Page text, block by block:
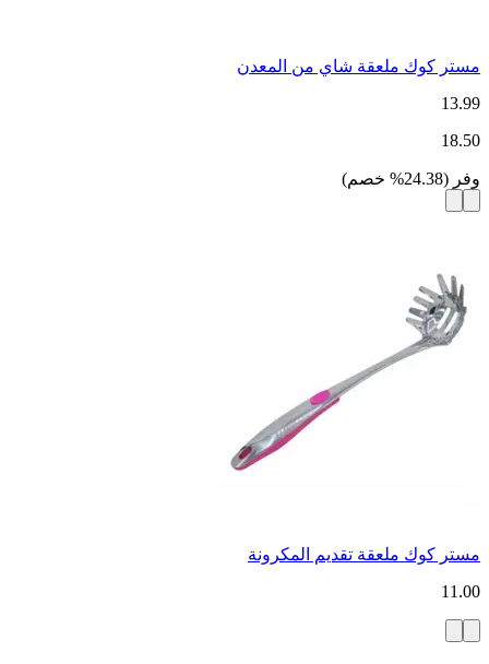
مستر كوك ملعقة شاي من المعدن
13.99
18.50
وفر (
24.38
% خصم)
مستر كوك ملعقة تقديم المكرونة
11.00